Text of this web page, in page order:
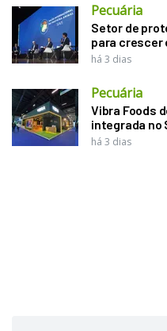
Pecuária
Setor de
para crescer
há 3 dias
Pecuária
Vibra Foods
integrada no
há 3 dias